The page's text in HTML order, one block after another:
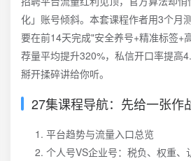
化」账号倾斜。本套课程作者用3个月
要在前14天完成"安全养号+精准标签+
荐量平均提升320%，私信开口率提高
掰开揉碎讲给你听。
27集课程导航：先给一张作
平台趋势与流量入口总览
个人号VS企业号：税负、权重、